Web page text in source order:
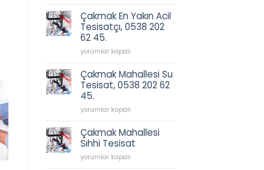
45.
için
0538
202
62
45.
için
Çakmak En Yakın Acil
Tesisatçı, 0538 202
62 45.
Çakmak
Yakın
Acil
Tesisatçı,
0538
202
45.
için
yorumlar kapalı
Çakmak Mahallesi Su
Tesisat, 0538 202 62
45.
Çakmak
Su
Tesisat,
0538
202
yorumlar kapalı
Çakmak Mahallesi
Sıhhi Tesisat
Çakmak
yorumlar kapalı